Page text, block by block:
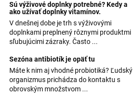
Sú výživové doplnky potrebné? Kedy a
ako užívať doplnky vitamínov.
V dnešnej dobe je trh s výživovými
doplnkami preplnený rôznymi produktmi
sľubujúcimi zázraky. Často ...
Sezóna antibiotík je opäť tu
Máte k nim aj vhodné probiotiká? Ľudský
organizmus prichádza do kontaktu s
obrovským množstvom ...